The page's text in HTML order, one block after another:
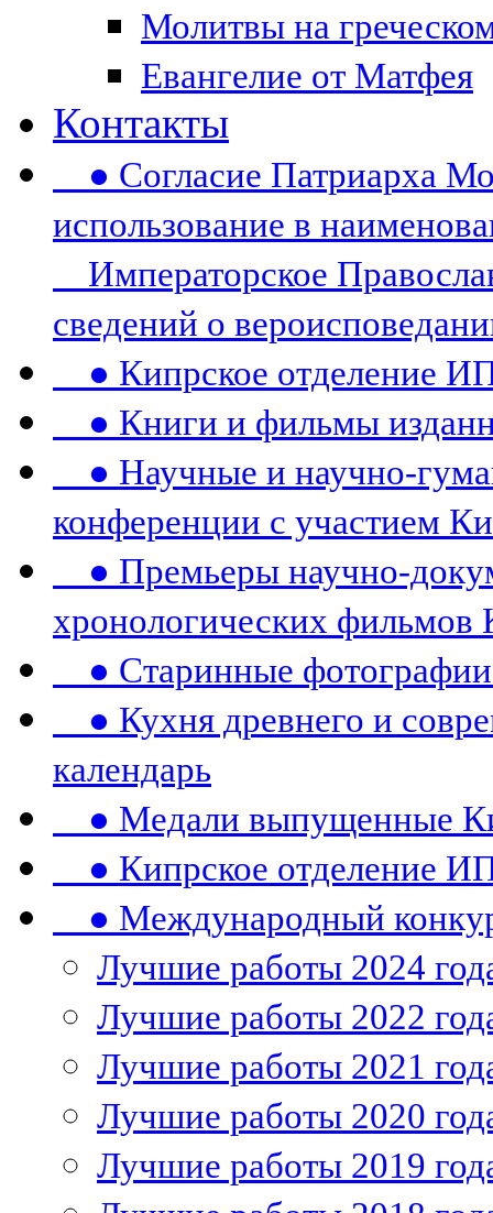
Молитвы на
Евангелие от Матфея
Контакты
● Согласие Патриарха
использование в
Императорское
сведений о
● Кипрское отделение
● Книги и фильмы
● Научные и научно-
конференции c участием
● Премьеры научно-
хронологических
● Старинные
● Кухня древнего и
календарь
● Медали выпущенные
● Кипрское отделение
● Международный
Лучшие работы 2024
Лучшие работы 2022
Лучшие работы 2021
Лучшие работы 2020
Лучшие работы 2019